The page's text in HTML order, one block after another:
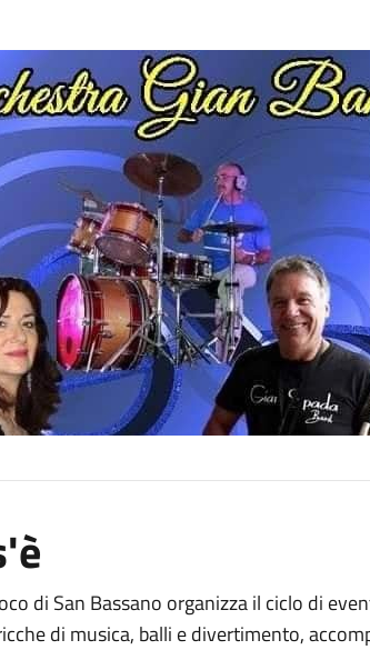
di San Bassano organizza il ciclo di
di musica, balli e divertimento,